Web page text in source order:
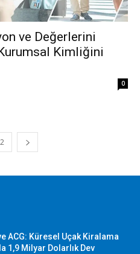
ve Değerlerini
Kimliğini
0
2
ACG: Küresel Uçak Kiralama
1,9 Milyar Dolarlık Dev